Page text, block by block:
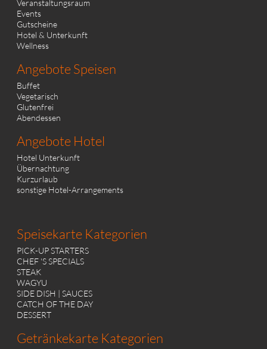
Veranstaltungsraum
Events
Gutscheine
Hotel & Unterkunft
Wellness
Angebote Speisen
Buffet
Vegetarisch
Glutenfrei
Abendessen
Angebote Hotel
Hotel Unterkunft
Übernachtung
Kurzurlaub
sonstige Hotel-Arrangements
Speisekarte Kategorien
PICK-UP STARTERS
CHEF 'S SPECIALS
STEAK
WAGYU
SIDE DISH | SAUCES
CATCH OF THE DAY
DESSERT
Getränkekarte Kategorien